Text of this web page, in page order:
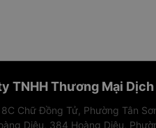
TNHH Thương Mại
Chữ Đồng Tử, Phường Tân
Diệu, 384 Hoàng Diệu,